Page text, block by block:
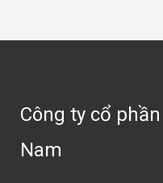
Công ty cổ
Nam